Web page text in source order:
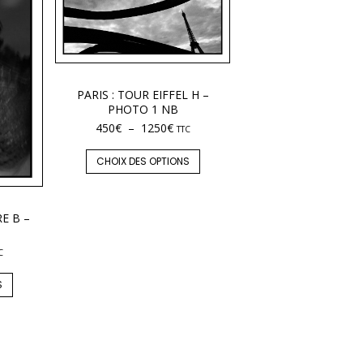
B –
PARIS : TOUR EIFFEL H –
PHOTO 1 NB
450€ – 1250€ TTC
CHOIX DES OPTIONS